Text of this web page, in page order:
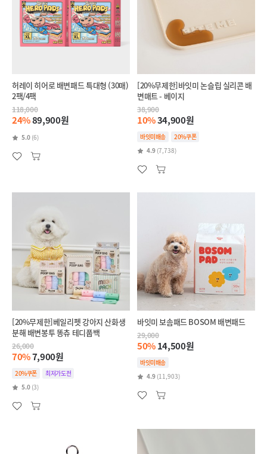
허레이 히어로 배변패드 특대형 (30매)
2팩/4팩
118,000
24%89,900원
5.0 (6)
[20%무제한]바잇미 논슬립 실리콘 배
변매트 - 베이지
38,900
10%34,900원
바잇미배송
20%쿠폰
4.9 (7,738)
[20%무제한]베일리펫 강아지 산화생
분해 배변봉투 똥츄 테디풉백
26,000
70%7,900원
20%쿠폰
최저가도전
5.0 (3)
바잇미 보솜패드 BOSOM 배변패드
29,000
50%14,500원
바잇미배송
4.9 (11,903)